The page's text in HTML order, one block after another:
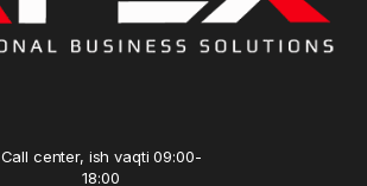
Call center, ish vaqti 09:00-
18:00